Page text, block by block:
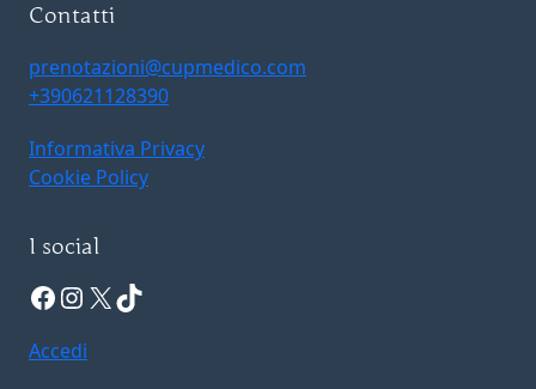
Contatti
prenotazioni@cupmedico.com
+390621128390
Informativa Privacy
Cookie Policy
I social
Facebook InstagramX TikTok
Accedi